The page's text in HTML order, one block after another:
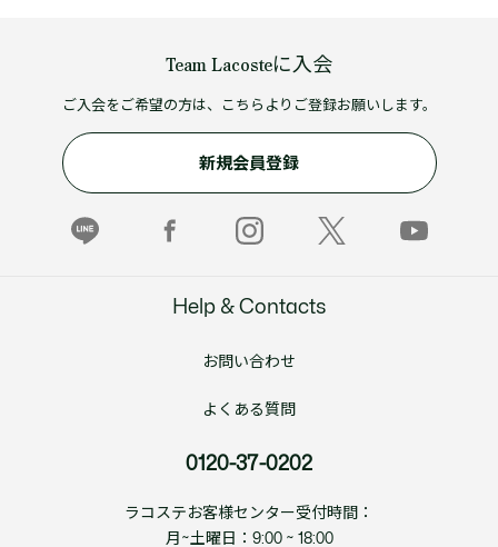
Team Lacosteに入会
ご入会をご希望の方は、こちらよりご登録お願いします。
新規会員登録
Help & Contacts
お問い合わせ
よくある質問
0120-37-0202
ラコステお客様センター受付時間：
月~土曜日：9:00 ~ 18:00